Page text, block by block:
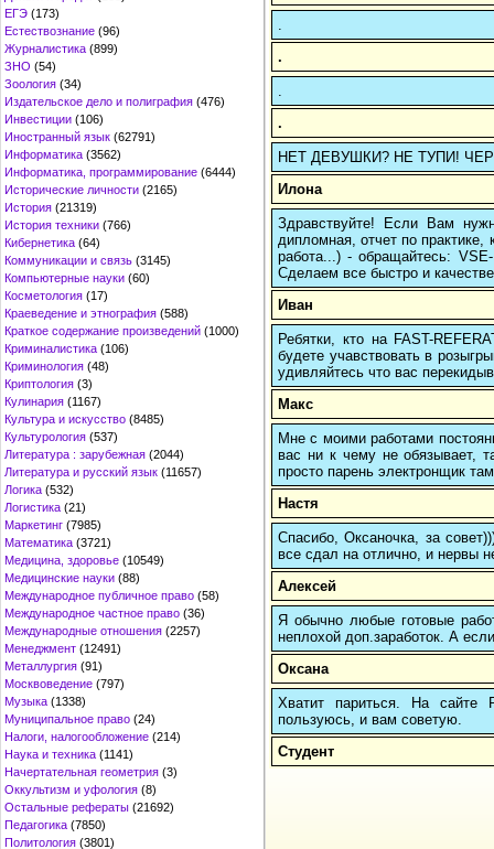
ЕГЭ (173)
Естествознание (96)
Журналистика (899)
ЗНО (54)
Зоология (34)
Издательское дело и полиграфия (476)
Инвестиции (106)
Иностранный язык (62791)
Информатика (3562)
Информатика, программирование (6444)
Исторические личности (2165)
История (21319)
История техники (766)
Кибернетика (64)
Коммуникации и связь (3145)
Компьютерные науки (60)
Косметология (17)
Краеведение и этнография (588)
Краткое содержание произведений (1000)
Криминалистика (106)
Криминология (48)
Криптология (3)
Кулинария (1167)
Культура и искусство (8485)
Культурология (537)
Литература : зарубежная (2044)
Литература и русский язык (11657)
Логика (532)
Логистика (21)
Маркетинг (7985)
Математика (3721)
Медицина, здоровье (10549)
Медицинские науки (88)
Международное публичное право (58)
Международное частное право (36)
Международные отношения (2257)
Менеджмент (12491)
Металлургия (91)
Москвоведение (797)
Музыка (1338)
Муниципальное право (24)
Налоги, налогообложение (214)
Наука и техника (1141)
Начертательная геометрия (3)
Оккультизм и уфология (8)
Остальные рефераты (21692)
Педагогика (7850)
Политология (3801)
.
.
НЕТ ДЕВУШКИ? НЕ ТУПИ!
Илона
Здравствуйте! Если Вам
дипломная, отчет по
работа...) - обращайтесь:
Сделаем все быстро и
Иван
Ребятки, кто на FAST-
будете учавствовать в
удивляйтесь что вас
Макс
Мне с моими работами
вас ни к чему не обязывает,
просто парень электронщик
Настя
Спасибо, Оксаночка, за
все сдал на отлично, и нервы
Алексей
Я обычно любые готовые
неплохой доп.заработок. А
Оксана
Хватит париться. На
пользуюсь, и вам советую.
Студент